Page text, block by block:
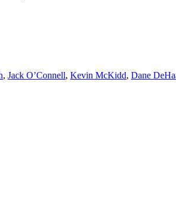
, Jack O’Connell, Kevin McKidd, Dane